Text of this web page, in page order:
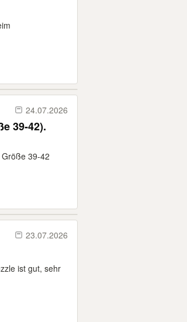
24.07.2026
39-42).
39-42
23.07.2026
ist gut, sehr